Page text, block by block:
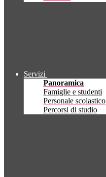
Servizi
Panoramica
Famiglie e studenti
Personale scolastico
Percorsi di studio